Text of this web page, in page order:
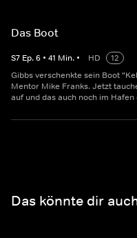
Das Boot
S7 Ep.6 • 41 Min. • HD
12
Gibbs verschenkte sein Boot
Mentor Mike Franks. Jetzt
auf und das auch noch im
Das könnte dir